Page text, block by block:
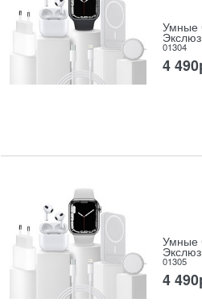
Умные
01304
4 490
Умные
01305
4 490